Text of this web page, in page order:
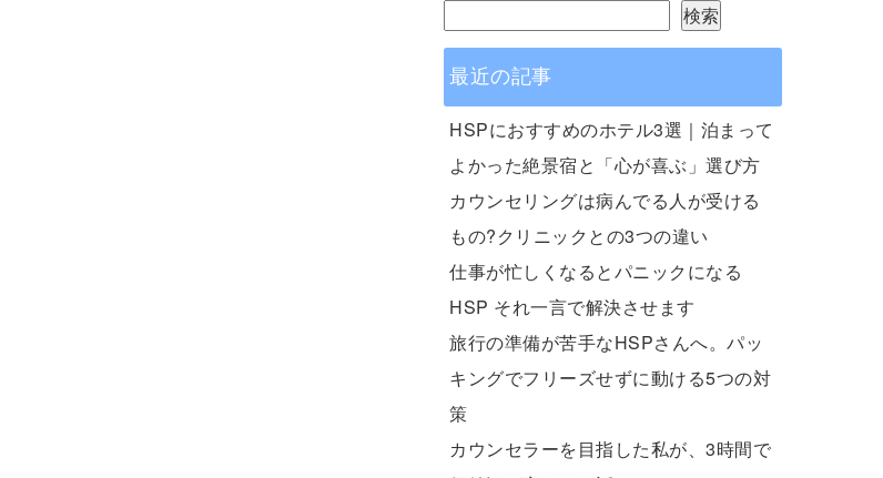
検索
最近の記事
HSPにおすすめのホテル3選｜泊まって
よかった絶景宿と「心が喜ぶ」選び方
カウンセリングは病んでる人が受ける
もの?クリニックとの3つの違い
仕事が忙しくなるとパニックになる
HSP それ一言で解決させます
旅行の準備が苦手なHSPさんへ。パッ
キングでフリーズせずに動ける5つの対
策
カウンセラーを目指した私が、3時間で